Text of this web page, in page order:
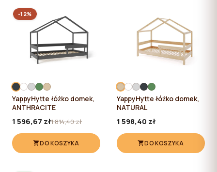
YappyHytte łóżko domek,
ANTHRACITE
1 596,67 zł1 814,40 zł
DO KOSZYKA
-12%
YappyHytte łóżko domek,
NATURAL
1 598,40 zł
DO KOSZYKA